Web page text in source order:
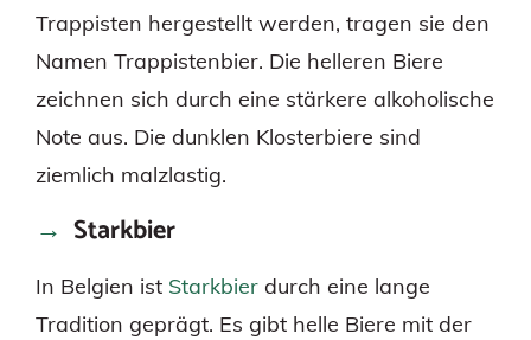
Trappisten hergestellt werden, tragen sie den
Namen Trappistenbier. Die helleren Biere
zeichnen sich durch eine stärkere alkoholische
Note aus. Die dunklen Klosterbiere sind
ziemlich malzlastig.
Starkbier
In Belgien ist Starkbier durch eine lange
Tradition geprägt. Es gibt helle Biere mit der